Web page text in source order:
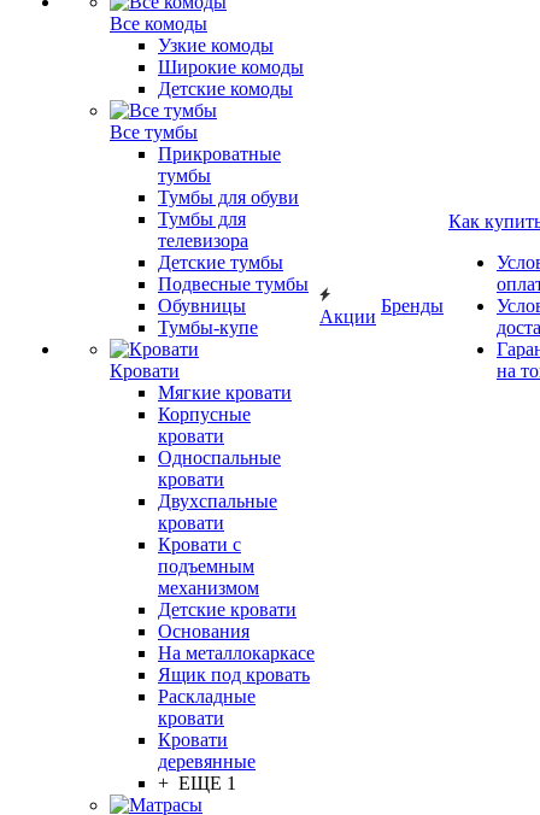
Все комоды
Узкие комоды
Широкие комоды
Детские комоды
Все тумбы
Прикроватные
тумбы
Тумбы для обуви
Тумбы для
телевизора
Детские тумбы
Подвесные тумбы
Обувницы
Тумбы-купе
Кровати
Мягкие кровати
Корпусные
кровати
Односпальные
кровати
Двухспальные
кровати
Кровати с
подъемным
механизмом
Детские кровати
Основания
На металлокаркасе
Ящик под кровать
Раскладные
кровати
Кровати
деревянные
+ ЕЩЕ 1
Акции
Бренды
Как
на